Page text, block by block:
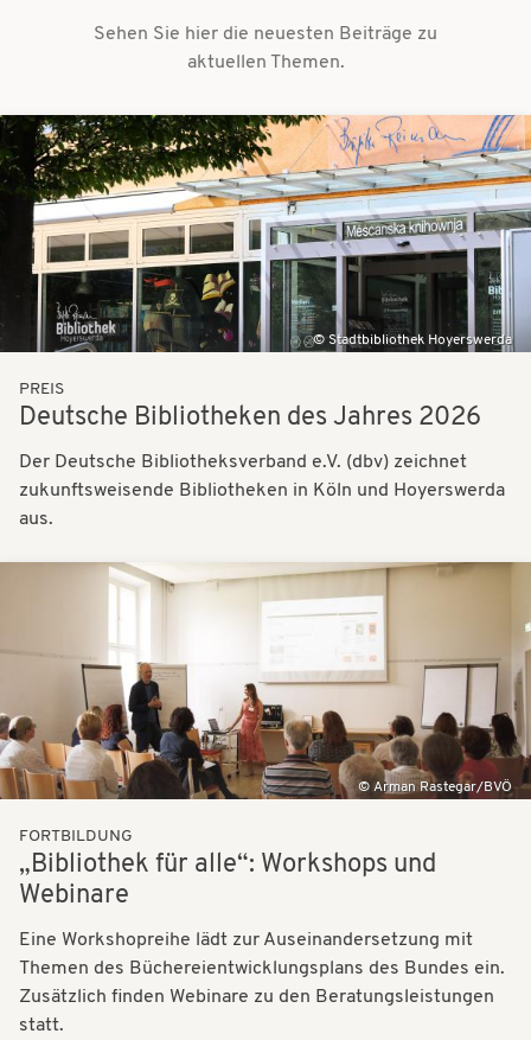
Sehen Sie hier die neuesten Beiträge zu
aktuellen Themen.
Bilder
Stadtbibliothek Hoyerswerda
PREIS
Deutsche Bibliotheken des Jahres 2026
Der Deutsche Bibliotheksverband e.V. (dbv) zeichnet
zukunftsweisende Bibliotheken in Köln und Hoyerswerda
aus.
Arman Rastegar/BVÖ
FORTBILDUNG
„Bibliothek für alle“: Workshops und
Webinare
Eine Workshopreihe lädt zur Auseinandersetzung mit
Themen des Büchereientwicklungsplans des Bundes ein.
Zusätzlich finden Webinare zu den Beratungsleistungen
statt.